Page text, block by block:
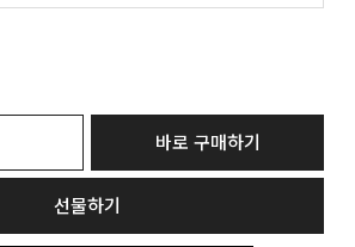
바로 구매하기
선물하기